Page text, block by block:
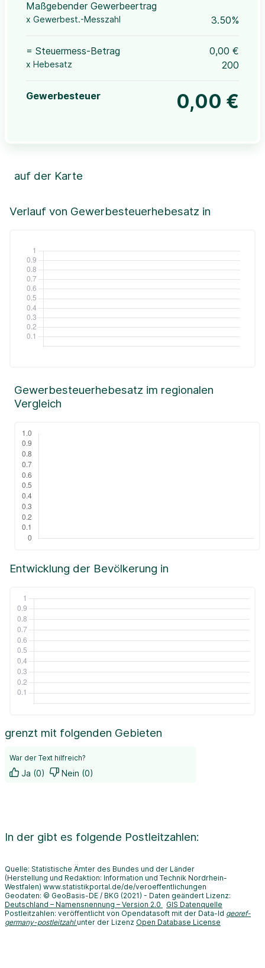
Maßgebender Gewerbeertrag
x Gewerbest.-Messzahl 3.50%
= Steuermess-Betrag 0,00 €
x Hebesatz 200
Gewerbesteuer 0,00 €
Verlauf von Gewerbesteuerhebesatz in
auf der Karte
+
Leaflet|©OpenStreetMap, ©CartoDB,
Entwicklung der Bevölkerung in
Gewerbesteuerhebesatz im regionalen
Vergleich
grenzt mit folgenden Gebieten
War der Text hilfreich?
Ja (0) Nein (0)
In der gibt es folgende Postleitzahlen:
Quelle: Statistische Ämter des Bundes und der Länder
(Herstellung und Redaktion: Information und Technik Nordrhein-
Westfalen) www.statistikportal.de/de/veroeffentlichungen
Geodaten: © GeoBasis-DE / BKG (2021) - Daten geändert Lizenz:
Deutschland – Namensnennung – Version 2.0
GIS Datenquelle
Postleitzahlen: veröffentlicht von Opendatasoft mit der Data-Id georef-
germany-postleitzahl unter der Lizenz Open Database License